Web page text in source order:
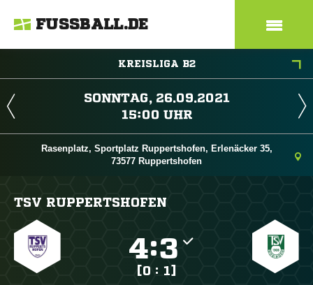
FUSSBALL.DE
KREISLIGA B2
 
 
Rasenplatz, Sportplatz Ruppertshofen, Erlenäcker 35,
73577 Ruppertshofen
TSV RUPPERTSHOFEN
:
[0 : 1]